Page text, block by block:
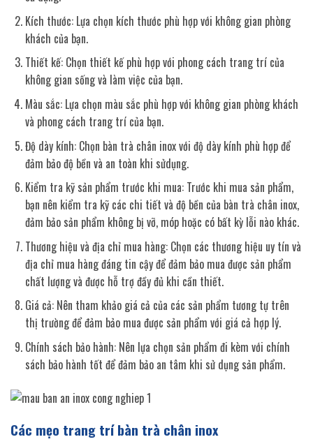
Kích thước: Lựa chọn kích thước phù hợp với không gian phòng
khách của bạn.
Thiết kế: Chọn thiết kế phù hợp với phong cách trang trí của
không gian sống và làm việc của bạn.
Màu sắc: Lựa chọn màu sắc phù hợp với không gian phòng khách
và phong cách trang trí của bạn.
Độ dày kính: Chọn bàn trà chân inox với độ dày kính phù hợp để
đảm bảo độ bền và an toàn khi sửdụng.
Kiểm tra kỹ sản phẩm trước khi mua: Trước khi mua sản phẩm,
bạn nên kiểm tra kỹ các chi tiết và độ bền của bàn trà chân inox,
đảm bảo sản phẩm không bị vỡ, móp hoặc có bất kỳ lỗi nào khác.
Thương hiệu và địa chỉ mua hàng: Chọn các thương hiệu uy tín và
địa chỉ mua hàng đáng tin cậy để đảm bảo mua được sản phẩm
chất lượng và được hỗ trợ đầy đủ khi cần thiết.
Giá cả: Nên tham khảo giá cả của các sản phẩm tương tự trên
thị trường để đảm bảo mua được sản phẩm với giá cả hợp lý.
Chính sách bảo hành: Nên lựa chọn sản phẩm đi kèm với chính
sách bảo hành tốt để đảm bảo an tâm khi sử dụng sản phẩm.
Các mẹo trang trí bàn trà chân inox